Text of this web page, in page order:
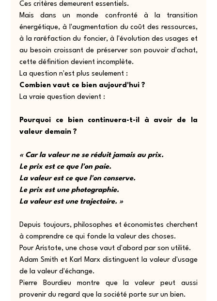
Ces critères demeurent essentiels.
Mais dans un monde confronté à la transition
énergétique, à l'augmentation du coût des ressources,
à la raréfaction du foncier, à l'évolution des usages et
au besoin croissant de préserver son pouvoir d'achat,
cette définition devient incomplète.
La question n'est plus seulement :
Combien vaut ce bien aujourd'hui ?
La vraie question devient :
Pourquoi ce bien continuera-t-il à avoir de la
valeur demain ?
« Car la valeur ne se réduit jamais au prix.
Le prix est ce que l'on paie.
La valeur est ce que l'on conserve.
Le prix est une photographie.
La valeur est une trajectoire. »
Depuis toujours, philosophes et économistes cherchent
à comprendre ce qui fonde la valeur des choses.
Pour Aristote, une chose vaut d'abord par son utilité.
Adam Smith et Karl Marx distinguent la valeur d'usage
de la valeur d'échange.
Pierre Bourdieu montre que la valeur peut aussi
provenir du regard que la société porte sur un bien.